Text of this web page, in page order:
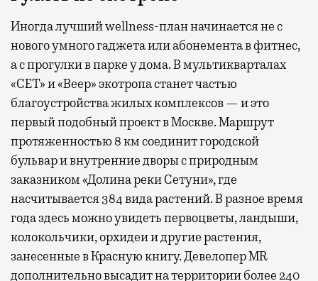
Иногда лучший wellness-план начинается не с
нового умного гаджета или абонемента в фитнес,
а с прогулки в парке у дома. В мультикварталах
«СЕТ» и «Веер» экотропа станет частью
благоустройства жилых комплексов — и это
первый подобный проект в Москве. Маршрут
протяженностью 8 км соединит городской
бульвар и внутренние дворы с природным
заказником «Долина реки Сетуни», где
насчитывается 384 вида растений. В разное время
года здесь можно увидеть первоцветы, ландыши,
колокольчики, орхидеи и другие растения,
занесенные в Красную книгу. Девелопер MR
дополнительно высадит на территории более 240